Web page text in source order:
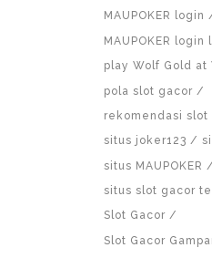
MAUPOKER login
MAUPOKER
play Wolf Gold at
pola slot gacor
rekomendasi slot
situs joker123
situs MAUPOKER
situs slot gacor
Slot Gacor
Slot Gacor